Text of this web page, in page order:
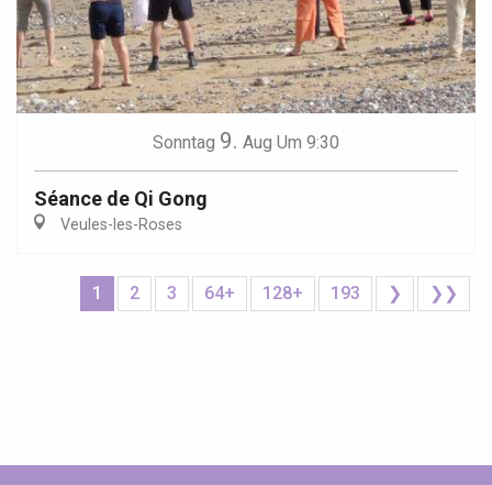
Sonntag 9. Aug Um 9:30
Séance de Qi Gong
Veules-les-Roses
1 2 3 64+ 128+ 193 ❯ ❯❯